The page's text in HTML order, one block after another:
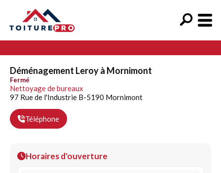
Déménagement Leroy à Mornimont
Fermé
Nettoyage de bureaux
97 Rue de l'Industrie B-5190 Mornimont
Téléphone
Horaires d'ouverture